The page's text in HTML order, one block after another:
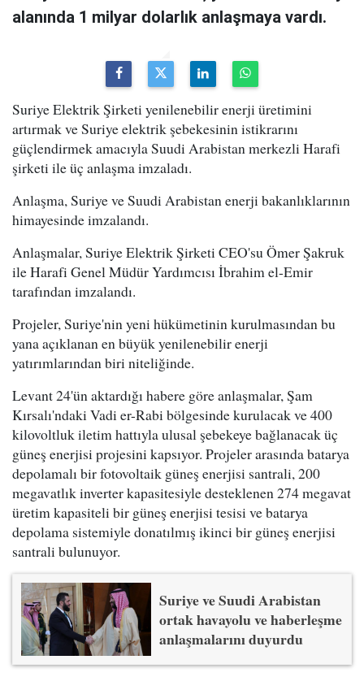
alanında 1 milyar dolarlık anlaşmaya vardı.
Suriye Elektrik Şirketi yenilenebilir enerji üretimini
artırmak ve Suriye elektrik şebekesinin istikrarını
güçlendirmek amacıyla Suudi Arabistan merkezli Harafi
şirketi ile üç anlaşma imzaladı.
Anlaşma, Suriye ve Suudi Arabistan enerji bakanlıklarının
himayesinde imzalandı.
Anlaşmalar, Suriye Elektrik Şirketi CEO'su Ömer Şakruk
ile Harafi Genel Müdür Yardımcısı İbrahim el-Emir
tarafından imzalandı.
Projeler, Suriye'nin yeni hükümetinin kurulmasından bu
yana açıklanan en büyük yenilenebilir enerji
yatırımlarından biri niteliğinde.
Levant 24'ün aktardığı habere göre anlaşmalar, Şam
Kırsalı'ndaki Vadi er-Rabi bölgesinde kurulacak ve 400
kilovoltluk iletim hattıyla ulusal şebekeye bağlanacak üç
güneş enerjisi projesini kapsıyor. Projeler arasında batarya
depolamalı bir fotovoltaik güneş enerjisi santrali, 200
megavatlık inverter kapasitesiyle desteklenen 274 megavat
üretim kapasiteli bir güneş enerjisi tesisi ve batarya
depolama sistemiyle donatılmış ikinci bir güneş enerjisi
santrali bulunuyor.
Suriye ve Suudi Arabistan
ortak havayolu ve haberleşme
anlaşmalarını duyurdu